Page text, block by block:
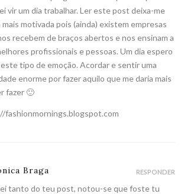
vir um dia trabalhar. Ler este post deixa-me
mais motivada pois (ainda) existem empresas
recebem de braços abertos e nos ensinam a
profissionais e pessoas. Um dia espero
tipo de emoção. Acordar e sentir uma
enorme por fazer aquilo que me daria mais
fazer 🙂
fashionmornings.blogspot.com
Braga
tanto do teu post, notou-se que foste tu
RESPONDER